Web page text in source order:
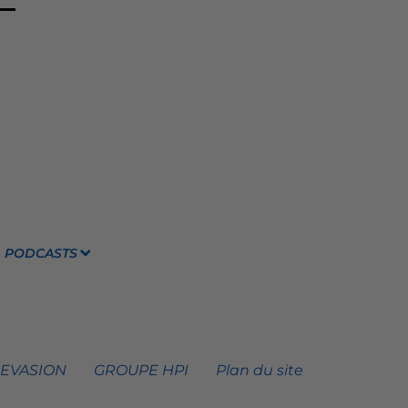
PODCASTS
GROUPE HPI Plan du site